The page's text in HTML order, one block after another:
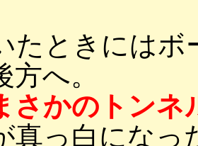
たときにはボ
へ。
さかのトンネ
真っ白になっ